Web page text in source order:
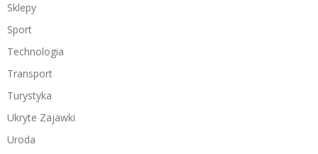
Sklepy
Sport
Technologia
Transport
Turystyka
Ukryte Zajawki
Uroda